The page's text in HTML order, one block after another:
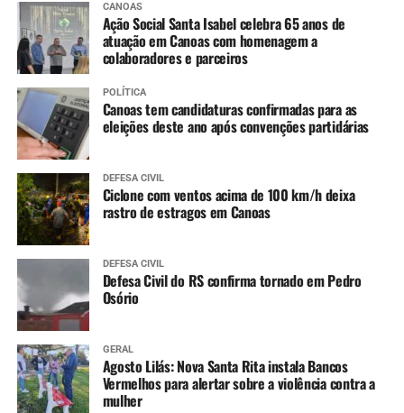
Dengue (2 doses, com intervalo de 3 meses entre
as doses)
Meningo ACWY (dose única)
CANOAS
Ação Social Santa Isabel celebra 65 anos de
atuação em Canoas com homenagem a
colaboradores e parceiros
POLÍTICA
Canoas tem candidaturas confirmadas para as
eleições deste ano após convenções partidárias
DEFESA CIVIL
Ciclone com ventos acima de 100 km/h deixa
rastro de estragos em Canoas
DEFESA CIVIL
Defesa Civil do RS confirma tornado em Pedro
Osório
GERAL
Agosto Lilás: Nova Santa Rita instala Bancos
Vermelhos para alertar sobre a violência contra a
mulher